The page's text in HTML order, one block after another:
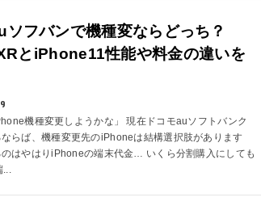
ソフバンで機種変ならどっち？
とiPhone11性能や料金の違いを
機種変更しようかな」 現在ドコモauソフトバンク
らば、機種変更先のiPhoneは結構選択肢があります
はやはりiPhoneの端末代金… いくら分割購入にしても